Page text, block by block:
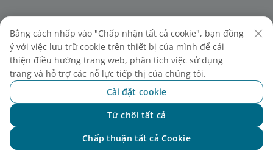
© 2025 Vietnam Airlines JSC
Tổng công ty Hàng không Việt Nam - CTCP. Số 200
Nguyễn Sơn, Phường Bồ Đề, Hà Nội.
Điện thoại: (+84-24) 38272289. Fax: (+84-24)
Bằng cách nhấp vào "Chấp nhận tất cả cookie", bạn đồng
ý với việc lưu trữ cookie trên thiết bị của mình để cải
thiện điều hướng trang web, phân tích việc sử dụng
trang và hỗ trợ các nỗ lực tiếp thị của chúng tôi.
Cài đặt cookie
Từ chối tất cả
Chấp thuận tất cả Cookie